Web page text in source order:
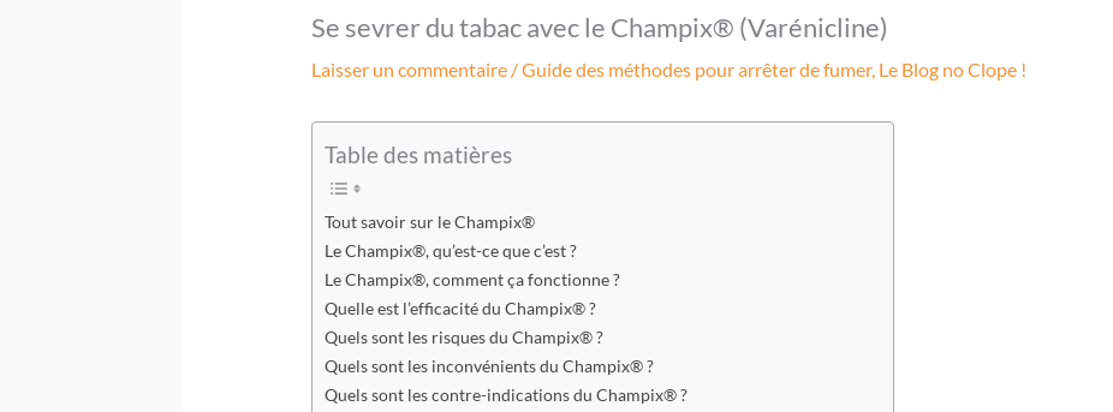
Se sevrer du tabac avec le Champix® (Varénicline)
Laisser un commentaire /Guide des méthodes pour arrêter de fumer, Le Blog no Clope !
Table des matières
Tout savoir sur le Champix®
Le Champix®, qu’est-ce que c’est ?
Le Champix®, comment ça fonctionne ?
Quelle est l’efficacité du Champix® ?
Quels sont les risques du Champix® ?
Quels sont les inconvénients du Champix® ?
Quels sont les contre-indications du Champix® ?